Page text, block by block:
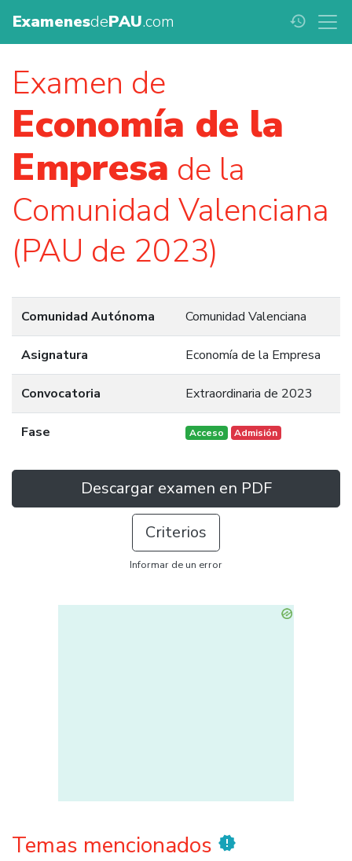
ExamenesdePAU.com history
Examen de
Economía de la
Empresa de la
Comunidad Valenciana
(PAU de 2023)
Comunidad Autónoma Comunidad Valenciana
Asignatura Economía de la Empresa
Convocatoria Extraordinaria de 2023
Fase Acceso Admisión
Descargar examen en PDF
Criterios
Informar de un error
Temas mencionados new_releases